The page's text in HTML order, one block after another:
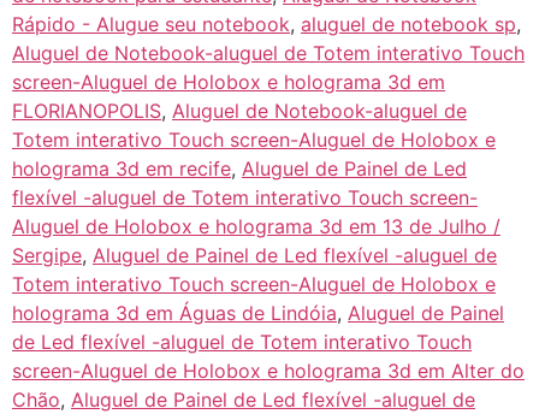
Rápido - Alugue seu notebook, aluguel de notebook sp,
Aluguel de Notebook-aluguel de Totem interativo Touch
screen-Aluguel de Holobox e holograma 3d em
FLORIANOPOLIS, Aluguel de Notebook-aluguel de
Totem interativo Touch screen-Aluguel de Holobox e
holograma 3d em recife, Aluguel de Painel de Led
flexível -aluguel de Totem interativo Touch screen-
Aluguel de Holobox e holograma 3d em 13 de Julho /
Sergipe, Aluguel de Painel de Led flexível -aluguel de
Totem interativo Touch screen-Aluguel de Holobox e
holograma 3d em Águas de Lindóia, Aluguel de Painel
de Led flexível -aluguel de Totem interativo Touch
screen-Aluguel de Holobox e holograma 3d em Alter do
Chão, Aluguel de Painel de Led flexível -aluguel de